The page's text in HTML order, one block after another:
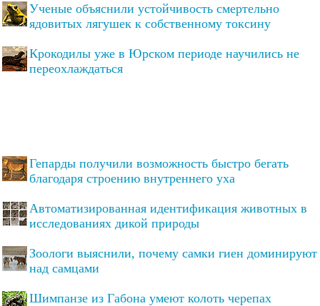
Ученые объяснили устойчивость смертельно
ядовитых лягушек к собственному токсину
Крокодилы уже в Юрском периоде научились не
переохлаждаться
Гепарды получили возможность быстро бегать
благодаря строению внутреннего уха
Автоматизированная идентификация животных в
исследованиях дикой природы
Зоологи выяснили, почему самки гиен доминируют
над самцами
Шимпанзе из Габона умеют колоть черепах